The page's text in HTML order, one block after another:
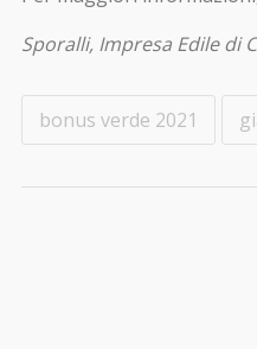
Sporalli, Impresa Edile di
bonus verde 2021